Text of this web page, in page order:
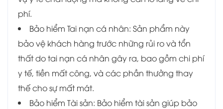
phí.
Bảo hiểm Tai nạn cá nhân: Sản phẩm này
bảo vệ khách hàng trước những rủi ro và tổn
thất do tai nạn cá nhân gây ra, bao gồm chi phí
y tế, tiền mất công, và các phần thưởng thay
thế cho sự mất mát.
Bảo hiểm Tài sản: Bảo hiểm tài sản giúp bảo